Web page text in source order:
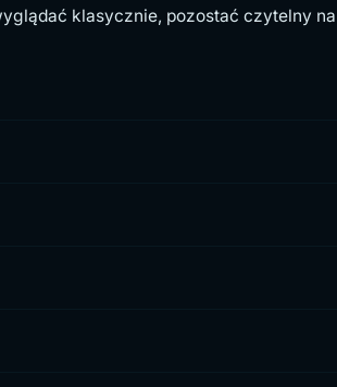
klasycznie, pozostać czytelny